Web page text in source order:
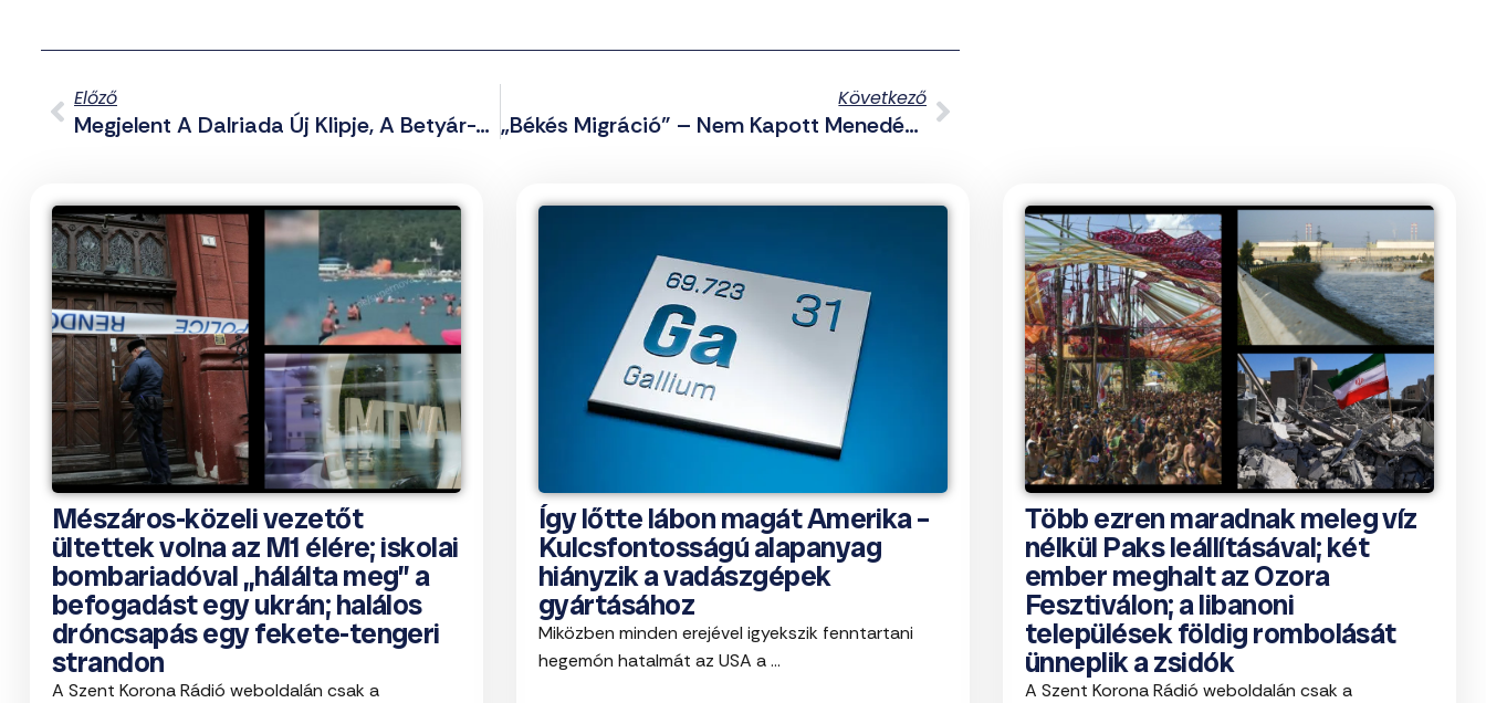
Előző
Megjelent A Dalriada Új Klipje, A Betyár-Altató (videó)
Következő
„Békés Migráció” – Nem Kapott Menedékjogot, Ezért Megölte A Menekültügyi Központ Vezetőjét
Mészáros-közeli vezetőt
ültettek volna az M1 élére; iskolai
bombariadóval „hálálta meg” a
befogadást egy ukrán; halálos
dróncsapás egy fekete-tengeri
strandon
A Szent Korona Rádió weboldalán csak a
Így lőtte lábon magát Amerika –
Kulcsfontosságú alapanyag
hiányzik a vadászgépek
gyártásához
Miközben minden erejével igyekszik fenntartani
hegemón hatalmát az USA a ...
Több ezren maradnak meleg víz
nélkül Paks leállításával; két
ember meghalt az Ozora
Fesztiválon; a libanoni
települések földig rombolását
ünneplik a zsidók
A Szent Korona Rádió weboldalán csak a